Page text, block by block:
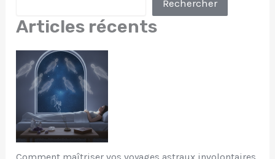
Rechercher
Articles récents
Comment maîtriser vos voyages astraux involontaires